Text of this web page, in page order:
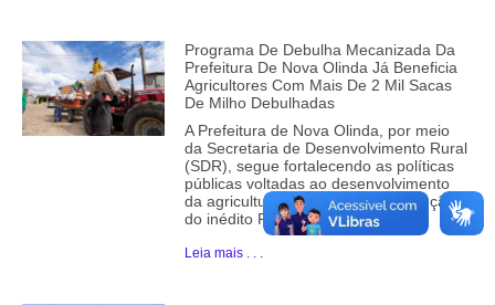
Programa De Debulha Mecanizada Da
Prefeitura De Nova Olinda Já Beneficia
Agricultores Com Mais De 2 Mil Sacas
De Milho Debulhadas
A Prefeitura de Nova Olinda, por meio
da Secretaria de Desenvolvimento Rural
(SDR), segue fortalecendo as políticas
públicas voltadas ao desenvolvimento
da agricultura familiar com a execução
do inédito Programa
Leia mais . . .